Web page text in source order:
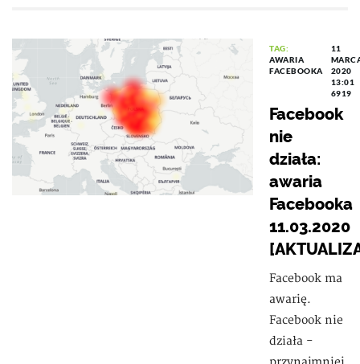
TAG:
AWARIA
FACEBOOKA
11
2020
13:01
6919
Facebook
nie
działa:
awaria
Facebooka
11.03.2020
Facebook ma
awarię.
Facebook nie
działa -